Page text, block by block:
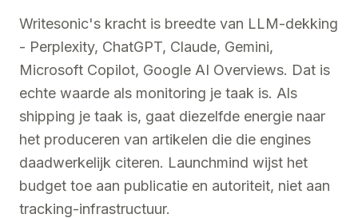
Writesonic's kracht is breedte van LLM-dekking
- Perplexity, ChatGPT, Claude, Gemini,
Microsoft Copilot, Google AI Overviews. Dat is
echte waarde als monitoring je taak is. Als
shipping je taak is, gaat diezelfde energie naar
het produceren van artikelen die die engines
daadwerkelijk citeren. Launchmind wijst het
budget toe aan publicatie en autoriteit, niet aan
tracking-infrastructuur.